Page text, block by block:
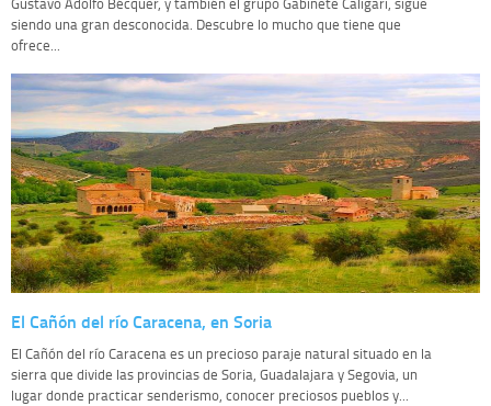
siendo una gran desconocida. Descubre lo mucho que tiene que
ofrece...
El Cañón del río Caracena, en Soria
El Cañón del río Caracena es un precioso paraje natural situado en la
sierra que divide las provincias de Soria, Guadalajara y Segovia, un
lugar donde practicar senderismo, conocer preciosos pueblos y...